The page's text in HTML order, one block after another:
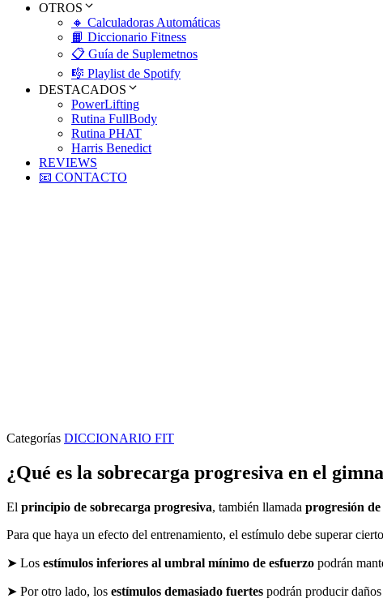
OTROS
🔸 Calculadoras Automáticas
📙 Diccionario Fitness
📋 Guía de Suplemetnos
🎼 Playlist de Spotify
DESTACADOS
PowerLifting
Rutina FullBody
Rutina PHAT
Harris Benedict
REVIEWS
📧 CONTACTO
Categorías DICCIONARIO FIT
¿Qué es la sobrecarga progresiva en el
El principio de sobrecarga progresiva, también llamada progresión de
Para que haya un efecto del entrenamiento, el estímulo debe superar
➤ Los estímulos inferiores al umbral mínimo de esfuerzo podrán
➤ Por otro lado, los estímulos demasiado fuertes podrán producir